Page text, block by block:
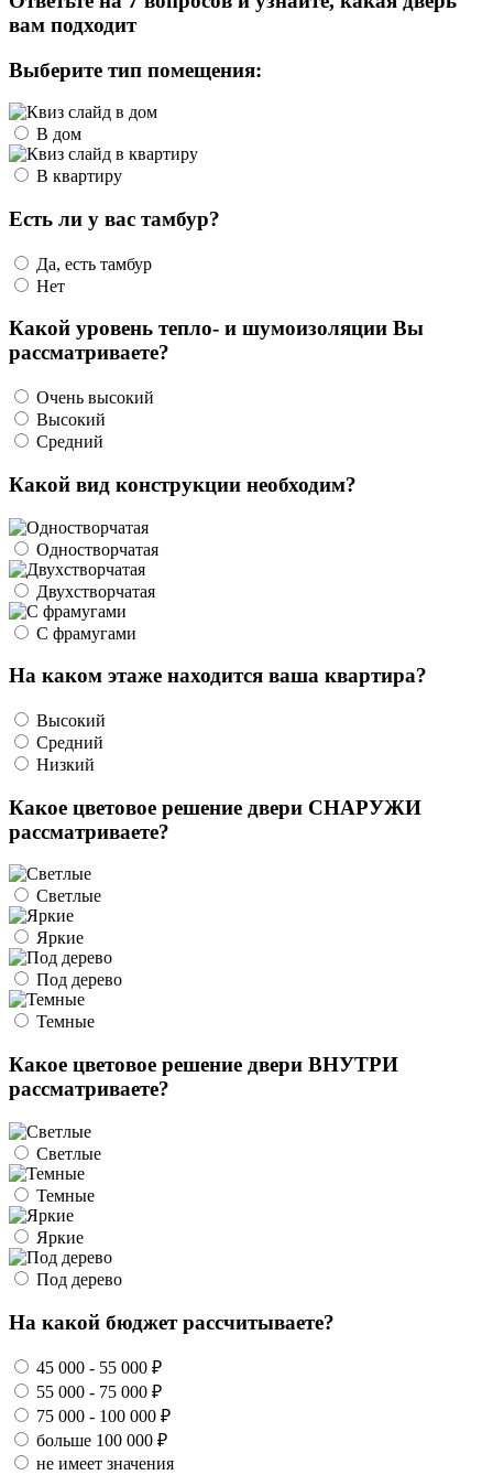
вам подходит
Выберите тип помещения:
В дом
В квартиру
Есть ли у вас тамбур?
Да, есть тамбур
Нет
Какой уровень тепло- и шумоизоляции Вы
рассматриваете?
Очень высокий
Высокий
Средний
Какой вид конструкции необходим?
Одностворчатая
Двухстворчатая
С фрамугами
На каком этаже находится ваша квартира?
Высокий
Средний
Низкий
Какое цветовое решение двери СНАРУЖИ
рассматриваете?
Светлые
Яркие
Под дерево
Темные
Какое цветовое решение двери ВНУТРИ
рассматриваете?
Светлые
Темные
Яркие
Под дерево
На какой бюджет рассчитываете?
45 000 - 55 000 ₽
55 000 - 75 000 ₽
75 000 - 100 000 ₽
больше 100 000 ₽
не имеет значения